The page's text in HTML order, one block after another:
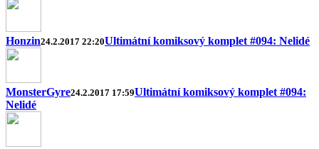
Honzin24.2.2017 22:20Ultimátní komiksový komplet #094: Nelidé
MonsterGyre24.2.2017 17:59Ultimátní komiksový komplet #094:
Nelidé